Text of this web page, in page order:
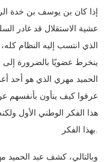
إذا كان بن يوسف بن خدة
عشية الاستقلال قد غادر
الذي انتسب إليه النظام
ينخرط عضويًا بالضرورة إلى
الحميد مهري الذي هو أحد
عرفوا كيف ينأون بأنفسهم
هذا الفكر الوطني الأول
بهذا الفكر.
وبالتالي، كشف عبد